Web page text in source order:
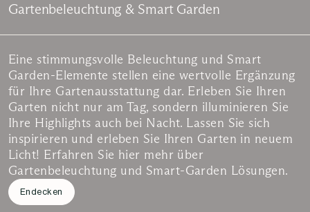
Gartenbeleuchtung & Smart Garden
Eine stimmungsvolle Beleuchtung und Smart
Garden-Elemente stellen eine wertvolle Ergänzung
für Ihre Gartenausstattung dar. Erleben Sie Ihren
Garten nicht nur am Tag, sondern illuminieren Sie
Ihre Highlights auch bei Nacht. Lassen Sie sich
inspirieren und erleben Sie Ihren Garten in neuem
Licht! Erfahren Sie hier mehr über
Gartenbeleuchtung und Smart-Garden Lösungen.
Endecken